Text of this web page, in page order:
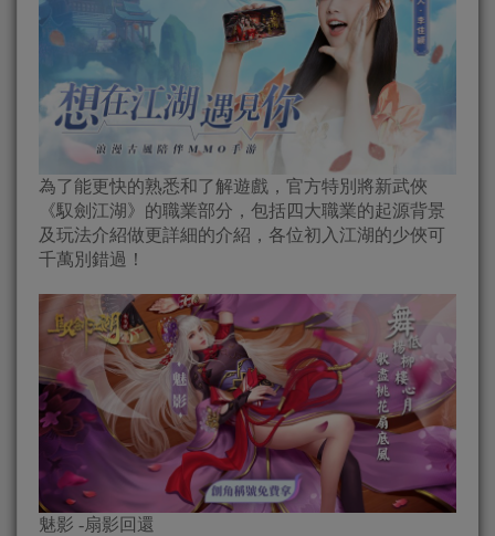
為了能更快的熟悉和了解遊戲，官方特別將新武俠
《馭劍江湖》的職業部分，包括四大職業的起源背景
及玩法介紹做更詳細的介紹，各位初入江湖的少俠可
千萬別錯過！
魅影 -扇影回還